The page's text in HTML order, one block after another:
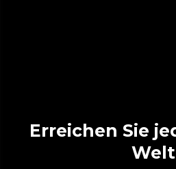
Erreichen Sie jede Ecke der
Welt